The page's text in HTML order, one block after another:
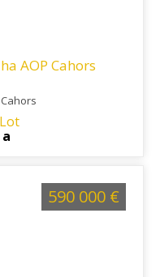
AOP Cahors
590 000 €